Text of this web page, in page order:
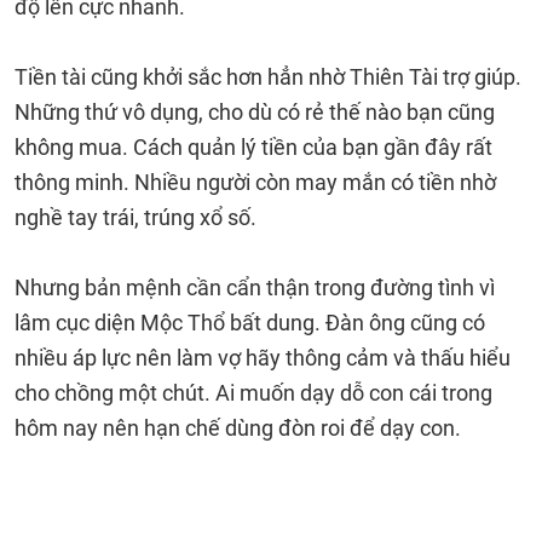
độ lên cực nhanh.
Tiền tài cũng khởi sắc hơn hẳn nhờ Thiên Tài trợ giúp.
Những thứ vô dụng, cho dù có rẻ thế nào bạn cũng
không mua. Cách quản lý tiền của bạn gần đây rất
thông minh. Nhiều người còn may mắn có tiền nhờ
nghề tay trái, trúng xổ số.
Nhưng bản mệnh cần cẩn thận trong đường tình vì
lâm cục diện Mộc Thổ bất dung. Đàn ông cũng có
nhiều áp lực nên làm vợ hãy thông cảm và thấu hiểu
cho chồng một chút. Ai muốn dạy dỗ con cái trong
hôm nay nên hạn chế dùng đòn roi để dạy con.